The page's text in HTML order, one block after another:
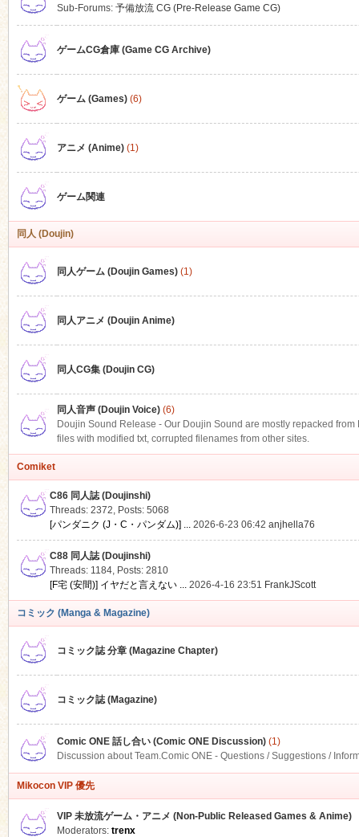
Sub-Forums: 予備放流 CG (Pre-Release Game CG)
ゲームCG倉庫 (Game CG Archive)
ゲーム (Games)(6)
アニメ (Anime)(1)
ゲーム関連
同人 (Doujin)
同人ゲーム (Doujin Games)(1)
同人アニメ (Doujin Anime)
同人CG集 (Doujin CG)
同人音声 (Doujin Voice)(6)
Doujin Sound Release - Our Doujin Sound are mostly repacked
files with modified txt, corrupted filenames from other sites.
Comiket
C86 同人誌 (Doujinshi)
Threads: 2372, Posts: 5068
[パンダニク (J・C・パンダム)] ... 2026-6-23 06:42 anjhella76
C88 同人誌 (Doujinshi)
Threads: 1184, Posts: 2810
[F宅 (安間)] イヤだと言えない ... 2026-4-16 23:51 FrankJScott
コミック (Manga & Magazine)
コミック誌 分章 (Magazine Chapter)
コミック誌 (Magazine)
Comic ONE 話し合い (Comic ONE Discussion)(1)
Discussion about Team.Comic ONE - Questions / Suggestions /
Mikocon VIP 優先
VIP 未放流ゲーム・アニメ (Non-Public Released Games & Anime)
Moderators: trenx